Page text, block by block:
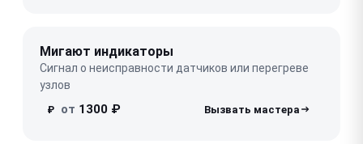
Мигают индикаторы
Сигнал о неисправности датчиков или перегреве
узлов
₽ от 1300 ₽